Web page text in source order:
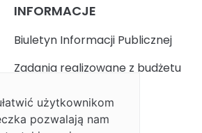
INFORMACJE
Biuletyn Informacji Publicznej
Zadania realizowane z budżetu
Facebook
użytkownikom
pozwalają nam